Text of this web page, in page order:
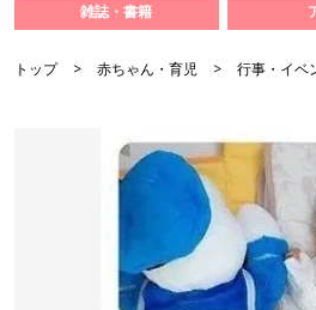
雑誌・書籍
トップ 赤ちゃん・育児 行事・イベ